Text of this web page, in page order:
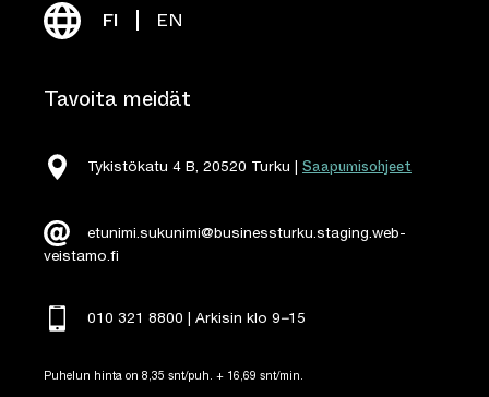
FI EN
Tavoita meidät
Tykistökatu 4 B, 20520 Turku | Saapumisohjeet
etunimi.sukunimi@businessturku.staging.web-
veistamo.fi
010 321 8800 | Arkisin klo 9–15
Puhelun hinta on 8,35 snt/puh. + 16,69 snt/min.